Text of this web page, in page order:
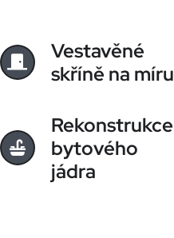
Vestavěné
skříně na míru
Rekonstrukce
bytového
jádra